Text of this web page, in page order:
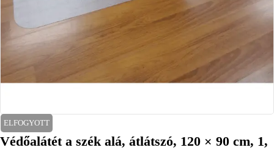
ELFOGYOTT
Védőalátét a szék alá, átlátszó, 120 × 90 cm, 1,